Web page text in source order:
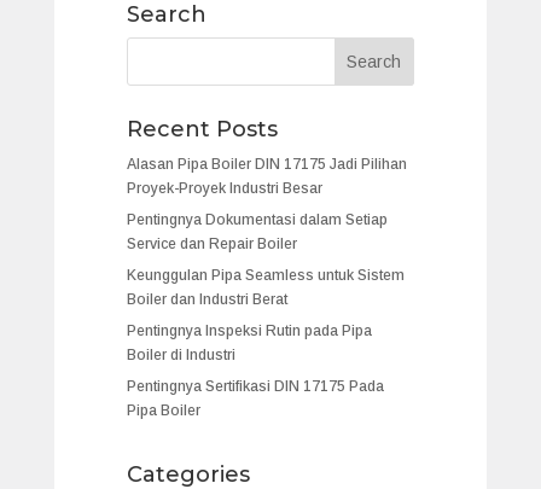
Search
Recent Posts
Alasan Pipa Boiler DIN 17175 Jadi Pilihan
Proyek-Proyek Industri Besar
Pentingnya Dokumentasi dalam Setiap
Service dan Repair Boiler
Keunggulan Pipa Seamless untuk Sistem
Boiler dan Industri Berat
Pentingnya Inspeksi Rutin pada Pipa
Boiler di Industri
Pentingnya Sertifikasi DIN 17175 Pada
Pipa Boiler
Categories